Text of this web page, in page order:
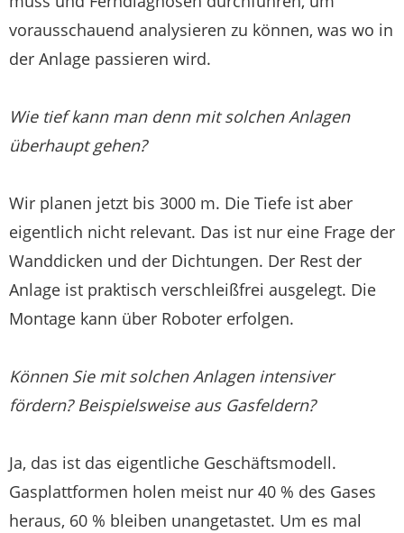
vorausschauend analysieren zu können, was wo in
der Anlage passieren wird.
Wie tief kann man denn mit solchen Anlagen
überhaupt gehen?
Wir planen jetzt bis 3000 m. Die Tiefe ist aber
eigentlich nicht relevant. Das ist nur eine Frage der
Wanddicken und der Dichtungen. Der Rest der
Anlage ist praktisch verschleißfrei ausgelegt. Die
Montage kann über Roboter erfolgen.
Können Sie mit solchen Anlagen intensiver
fördern? Beispielsweise aus Gasfeldern?
Ja, das ist das eigentliche Geschäftsmodell.
Gasplattformen holen meist nur 40 % des Gases
heraus, 60 % bleiben unangetastet. Um es mal